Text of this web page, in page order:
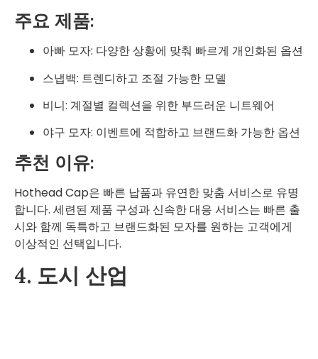
주요 제품:
아빠 모자: 다양한 상황에 맞춰 빠르게 개인화된 옵션
스냅백: 트렌디하고 조절 가능한 모델
비니: 계절별 컬렉션을 위한 부드러운 니트웨어
야구 모자: 이벤트에 적합하고 브랜드화 가능한 옵션
추천 이유:
Hothead Cap은 빠른 납품과 유연한 맞춤 서비스로 유명
합니다. 세련된 제품 구성과 신속한 대응 서비스는 빠른 출
시와 함께 독특하고 브랜드화된 모자를 원하는 고객에게
이상적인 선택입니다.
4. 도시 산업